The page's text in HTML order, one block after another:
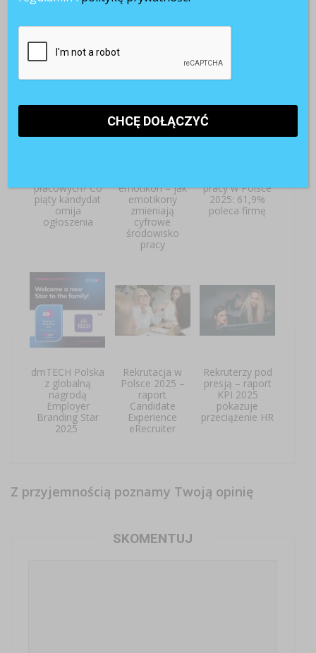
wydarzenia HR
POWIĄZANE ARTYKUŁY
płacowych? Co
piąty kandydat
omija
ogłoszenia
emotikon – jak
emotikony
zmieniają
cyfrowe
środowisko
pracy
pracy w Polsce
2025: 61,9%
poleca firmę
dmTECH Polska
z globalną
nagrodą
Employer
Branding Star
2025
Rekrutacja w
Polsce 2025 –
raport
Candidate
Experience
eRecruiter
Rekruterzy pod
presją – raport
KPI 2025
pokazuje
przeciążenie HR
Z przyjemnością poznamy Twoją opinię
SKOMENTUJ